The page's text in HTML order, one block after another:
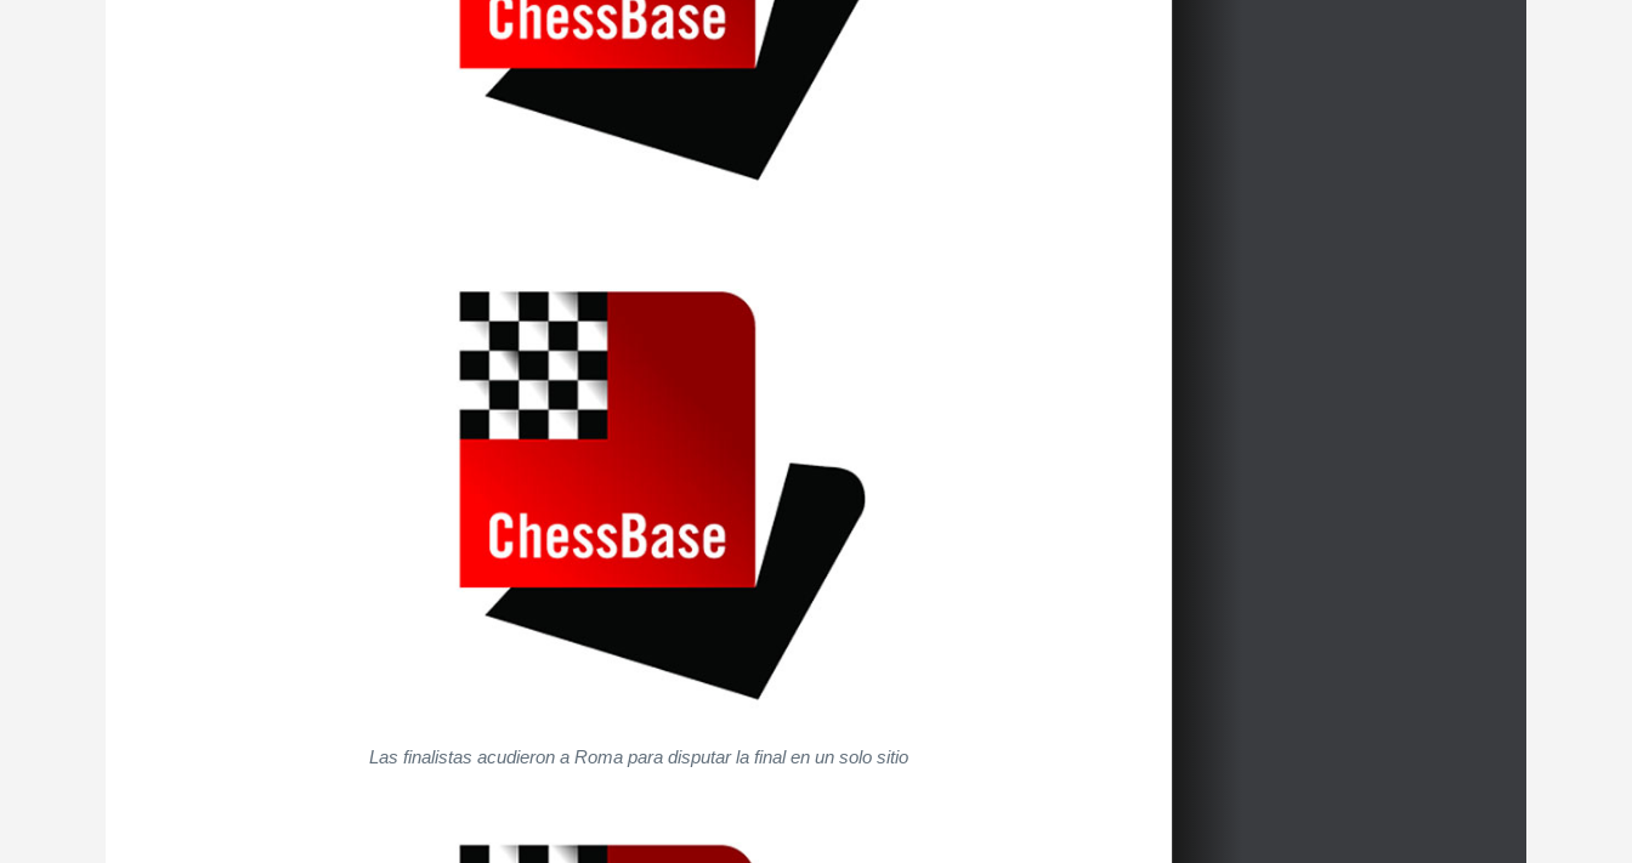
Las finalistas acudieron a Roma para disputar la final en un solo sitio